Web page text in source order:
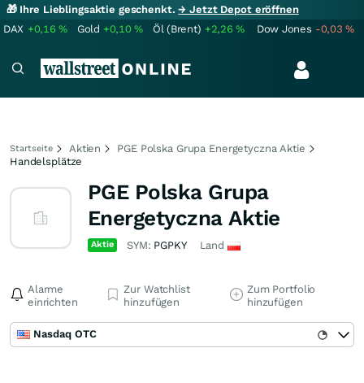
🎁 Ihre Lieblingsaktie geschenkt.→ Jetzt Depot eröffnen
DAX +0,16% Gold +0,10% Öl (Brent) +2,26% Dow Jones -0,03%
Startseite Aktien
PGE Polska Grupa Energetyczna Aktie
Handelsplätze
PGE Polska Grupa
Energetyczna Aktie
Aktie SYM: PGPKY Land
Alarme
einrichten
Zur Watchlist
hinzufügen
Zum Portfolio
hinzufügen
Nasdaq OTC